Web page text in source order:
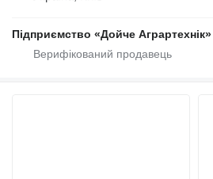
Підприємство «Дойче Аграртехнік»